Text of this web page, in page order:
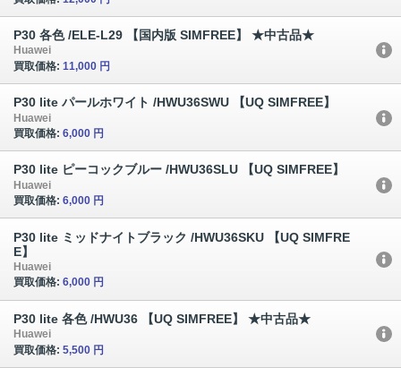
P30 各色 /ELE-L29 【国内版 SIMFREE】 ★中古品★
Huawei
買取価格: 11,000 円
P30 lite パールホワイト /HWU36SWU 【UQ SIMFREE】
Huawei
買取価格: 6,000 円
P30 lite ピーコックブルー /HWU36SLU 【UQ SIMFREE】
Huawei
買取価格: 6,000 円
P30 lite ミッドナイトブラック /HWU36SKU 【UQ SIMFRE
E】
Huawei
買取価格: 6,000 円
P30 lite 各色 /HWU36 【UQ SIMFREE】 ★中古品★
Huawei
買取価格: 5,500 円